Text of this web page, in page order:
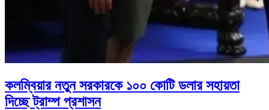
কলম্বিয়ার নতুন সরকারকে ১০০ কোটি ডলার সহায়তা
দিচ্ছে ট্রাম্প প্রশাসন